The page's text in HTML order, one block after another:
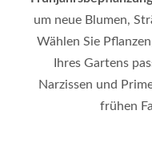
um neue Blumen,
Wählen Sie
Ihres Gartens
Narzissen und
frühen